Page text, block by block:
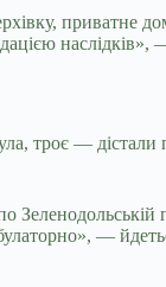
приватне
наслідків»,
троє —
—